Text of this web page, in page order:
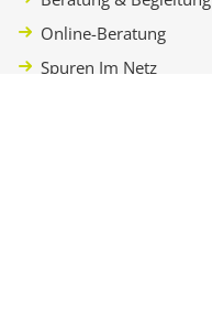
Online-Beratung
Spuren Im Netz